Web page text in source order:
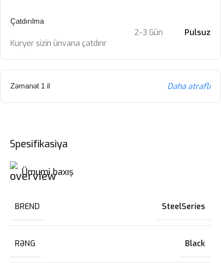
Çatdırılma
Kuryer sizin ünvana çatdırır
2-3 Gün Pulsuz
Zəmanət 1 il Daha ətraflı
Spesifikasiya
Ümumi baxış
BREND SteelSeries
RƏNG Black